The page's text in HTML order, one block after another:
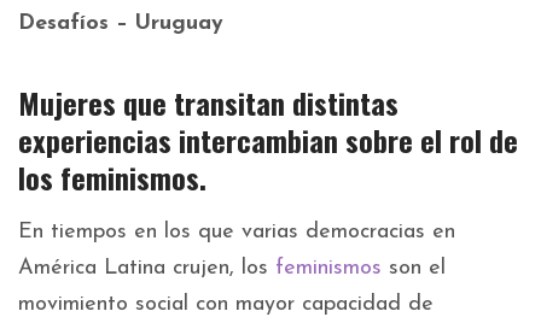
Desafíos – Uruguay
Mujeres que transitan distintas
experiencias intercambian sobre el rol de
los feminismos.
En tiempos en los que varias democracias en
América Latina crujen, los feminismos son el
movimiento social con mayor capacidad de